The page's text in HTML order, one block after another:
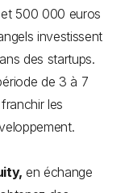
500 000 euros
investissent
des startups.
de 3 à 7
les
en échange